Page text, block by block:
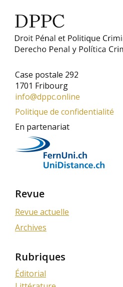
Case postale 292
1701 Fribourg
info@dppc.online
Politique de confidentialité
En partenariat
Revue
Revue actuelle
Archives
Rubriques
Éditorial